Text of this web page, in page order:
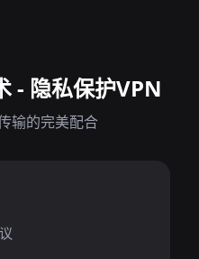
- 隐私保护VPN
输的完美配合